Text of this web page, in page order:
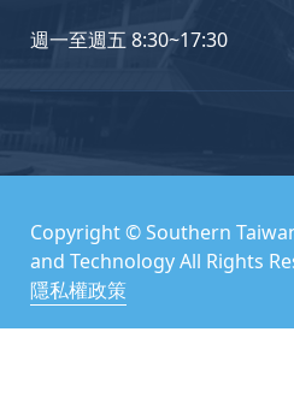
週一至週五 8:30~17:30
Copyright © Southern
and Technology All Rights
隱私權政策